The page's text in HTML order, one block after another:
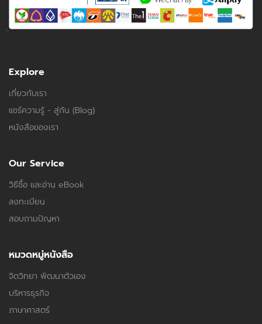
Explore
เกี่ยวกับเรา
แชร์ความรู้ - สู่กัน (Blog)
หนังสือของเรา
Our Service
วิธีซื้อ และอ่าน eBook
ลงทะเบียน
สอบถามปัญหา
หมวดหมู่หนังสือ
จิตวิทยา พัฒนาตัวเอง
บริหารธุรกิจ
ภาษาศาสตร์